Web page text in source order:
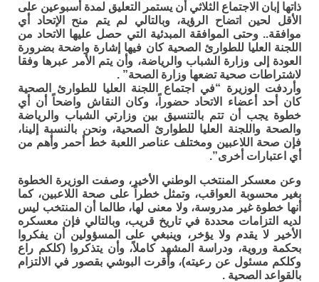
ذاتها إبان الاجتماع الثلاثي أن يستمر التعليق لمدة أسبوعين على
الأقل لحين اتضاح الرؤية، وبالتالي لم يتم منح الإتحاد أي
موافقة.. وحتى الموافقة المبدئية التي حصل عليها الاتحاد من
اللجنة العليا للطوارئ الصحية كان فيها إشارة واضحة بضرورة
العودة إلى وزارة الشباب والرياضة، وأن يتم الأمر عبرها وفقا
لاشتراطات صحية تضعها وزارة الصحة” .
وأردفت الوزيرة “في اجتماع اللجنة العليا للطوارئ الصحية
كان أحد أعضاء الاتحاد حضوراً، وكان النقاش واضحاً أن أي
خطوة يجب أن تتم بالتنسيق بين وزارتي الشباب والرياضة
والصحة واللجنة العليا للطوارئ الصحية، ونحن بالنسبة إلينا،
فإن صحة اللاعبين ومختلف عناصر اللعبة خط أحمر وأهم من
أي اعتبارات أخرى”.
وعن معسكر المنتخب الوطني الأخير، وصفت الوزيرة الخطوة
بغير محسوبة العواقب، وتمثل خطراً على صحة اللاعبين، كما
أنها خطوة غير مدروسة، ولا معنى لها، طالما أن المنتخب ليس
لديه التزامات محددة في تاريخ قريب، وبالتالي فإن معسكره
الأخير لا يقدم ولا يؤخر، وينبغي على المسؤولين أن يفكروا
بحكمة وروية، ودراسة المشهد كاملاً، وأن يتذكروا (كلكم راع
وكلكم مسئول عن رعيته)، وأقرت البوشي بقصور في الالتزام
بالقواعد الصحية .